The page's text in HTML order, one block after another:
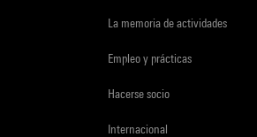
La memoria de actividades
Empleo y prácticas
Hacerse socio
Internacional